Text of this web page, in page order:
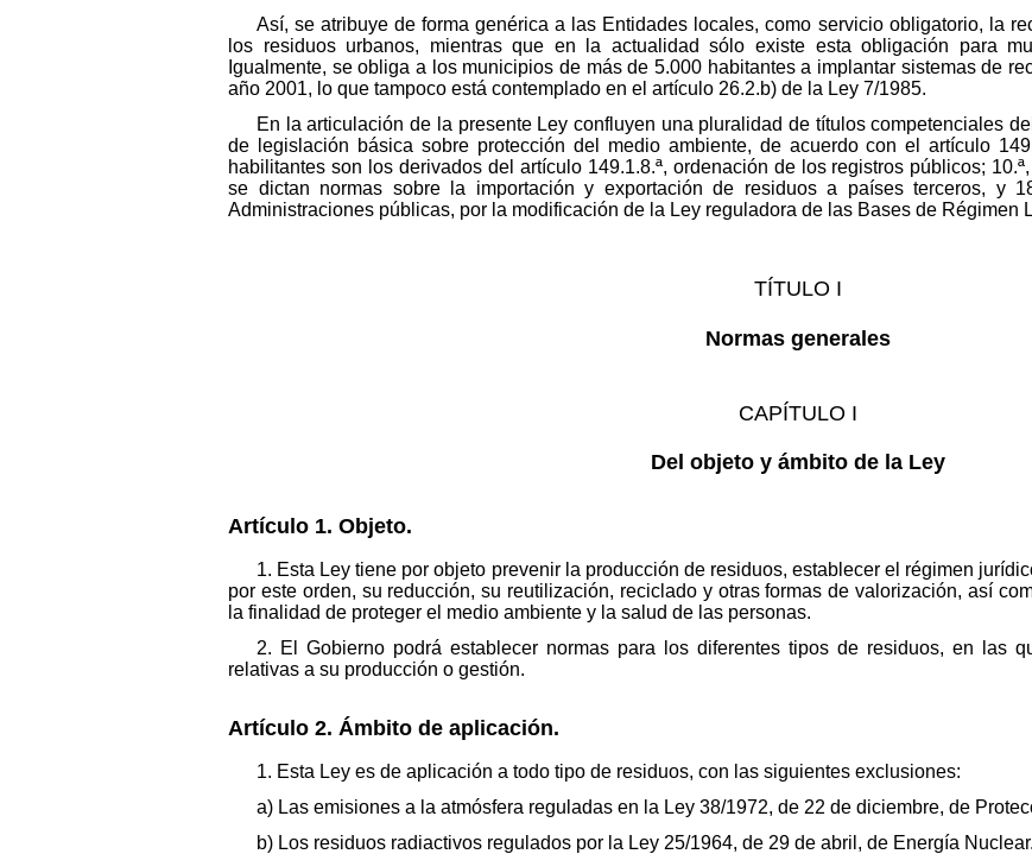
Así, se atribuye de forma genérica a las Entidades locales, como servicio obligatorio, la
los residuos urbanos, mientras que en la actualidad sólo existe esta obligación para
Igualmente, se obliga a los municipios de más de 5.000 habitantes a implantar sistemas de
año 2001, lo que tampoco está contemplado en el artículo 26.2.b) de la Ley 7/1985.
En la articulación de la presente Ley confluyen una pluralidad de títulos competenciales
de legislación básica sobre protección del medio ambiente, de acuerdo con el artículo
habilitantes son los derivados del artículo 149.1.8.ª, ordenación de los registros públicos;
se dictan normas sobre la importación y exportación de residuos a países terceros, y
Administraciones públicas, por la modificación de la Ley reguladora de las Bases de Régimen
TÍTULO I
Normas generales
CAPÍTULO I
Del objeto y ámbito de la Ley
Artículo 1. Objeto.
1. Esta Ley tiene por objeto prevenir la producción de residuos, establecer el régimen
por este orden, su reducción, su reutilización, reciclado y otras formas de valorización, así
la finalidad de proteger el medio ambiente y la salud de las personas.
2. El Gobierno podrá establecer normas para los diferentes tipos de residuos, en las
relativas a su producción o gestión.
Artículo 2. Ámbito de aplicación.
1. Esta Ley es de aplicación a todo tipo de residuos, con las siguientes exclusiones:
a) Las emisiones a la atmósfera reguladas en la Ley 38/1972, de 22 de diciembre, de
b) Los residuos radiactivos regulados por la Ley 25/1964, de 29 de abril, de Energía Nuclear.